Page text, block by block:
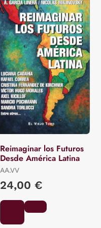
Reimaginar los Futuros
Desde América Latina
AA.VV
24,00 €